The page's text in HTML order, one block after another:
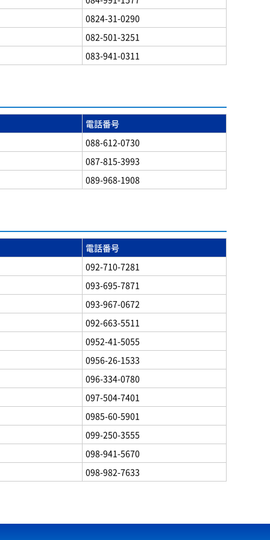
0824-31-0290
082-501-3251
083-941-0311
電話番号
088-612-0730
087-815-3993
089-968-1908
電話番号
092-710-7281
093-695-7871
093-967-0672
092-663-5511
0952-41-5055
0956-26-1533
096-334-0780
097-504-7401
0985-60-5901
099-250-3555
098-941-5670
098-982-7633